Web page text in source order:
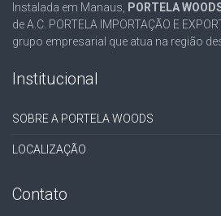
Instalada em Manaus, PORTELA
de A.C. PORTELA IMPORTAÇÃO E
grupo empresarial que atua na região
Institucional
SOBRE A PORTELA WOODS
LOCALIZAÇÃO
Contato